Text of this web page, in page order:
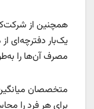
همچنین از
یک‌بار دفترچه‌ای
مصرف آن‌ها را
متخصصان
برای هر فرد را